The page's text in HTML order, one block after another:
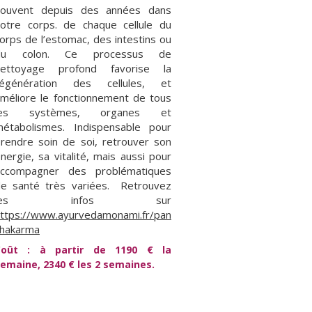
depuis des années dans
corps. de chaque cellule du
de l’estomac, des intestins ou
colon. Ce processus de
profond favorise la
des cellules, et
le fonctionnement de tous
systèmes, organes et
Indispensable pour
soin de soi, retrouver son
sa vitalité, mais aussi pour
des problématiques
santé très variées. Retrouvez
infos sur
www.ayurvedamonami.fr/pan
: à partir de 1190 € la
2340 € les 2 semaines.